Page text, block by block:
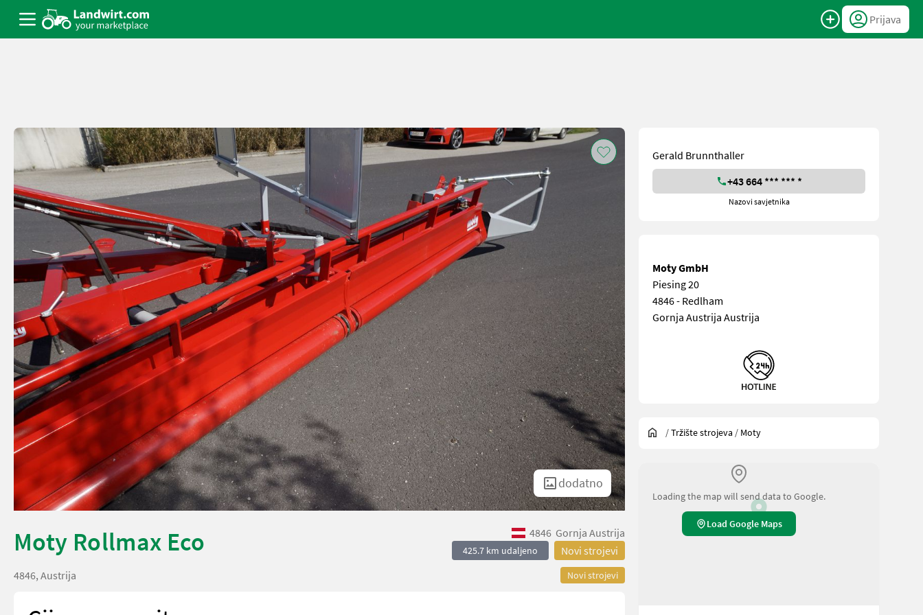
Prijava
dodatno
Moty Rollmax Eco 4846 Gornja Austrija
425.7 km udaljeno Novi strojevi
Novi strojevi
4846, Austrija
Gerald Brunnthaller
+43 664 *** *** *
Nazovi savjetnika
Moty GmbH
Piesing 20
4846 - Redlham
Gornja Austrija Austrija
/Tržište strojeva / Moty
Loading the map will send data to Google.
Load Google Maps